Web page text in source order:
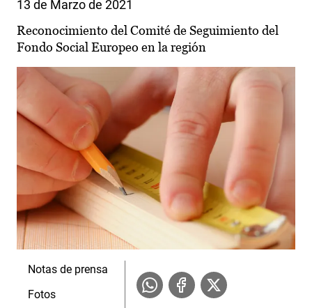
13 de Marzo de 2021
Reconocimiento del Comité de Seguimiento del
Fondo Social Europeo en la región
Notas de prensa
Fotos